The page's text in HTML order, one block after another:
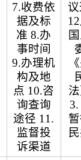
7.收费依
据及标
准 8.办
事时间
9.办理机
构及地
点 10.咨
询查询
途径 11.
监督投
诉渠道